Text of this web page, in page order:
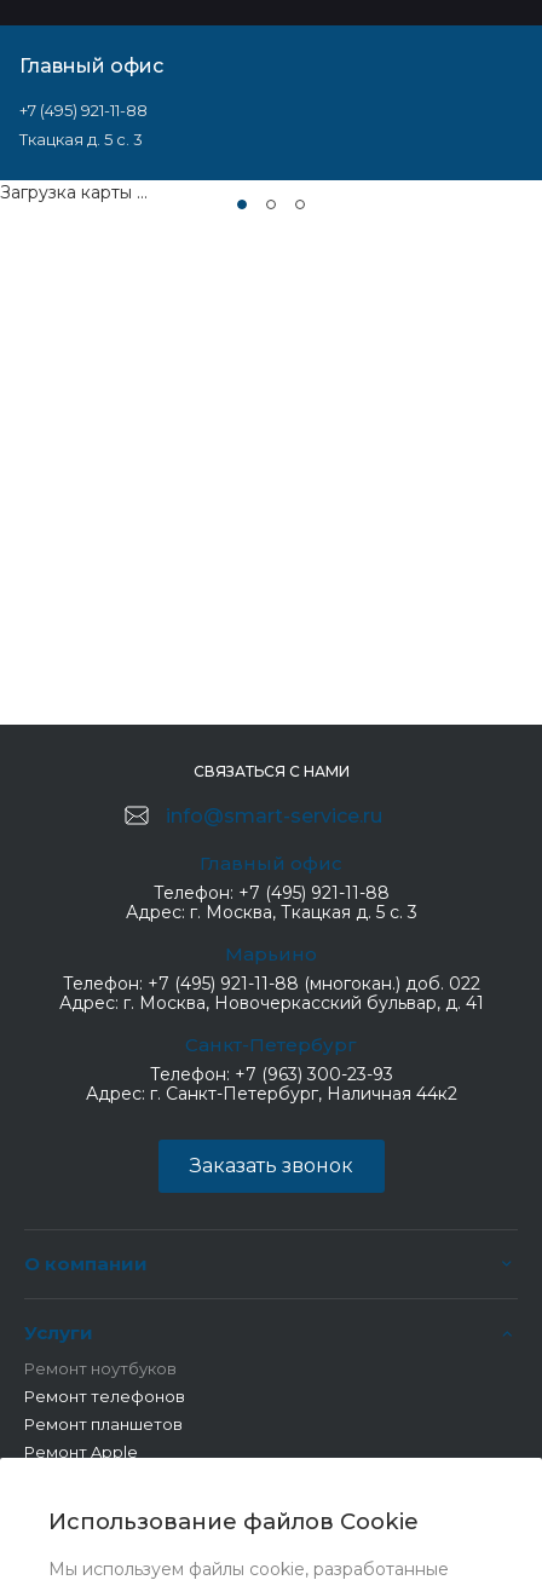
Использование файлов Cookie
Мы используем файлы cookie, разработанные
Главный офис
+7 (495) 921-11-88
Ткацкая д. 5 с. 3
Загрузка карты ...
СВЯЗАТЬСЯ С НАМИ
info@smart-service.ru
Главный офис
Телефон: +7 (495) 921-11-88
Адрес: г. Москва, Ткацкая д. 5 с. 3
Марьино
Телефон: +7 (495) 921-11-88 (многокан.) доб. 022
Адрес: г. Москва, Новочеркасский бульвар, д. 41
Санкт-Петербург
Телефон: +7 (963) 300-23-93
Адрес: г. Санкт-Петербург, Наличная 44к2
Заказать звонок
О компании
Услуги
Ремонт ноутбуков
Ремонт телефонов
Ремонт планшетов
Ремонт Apple